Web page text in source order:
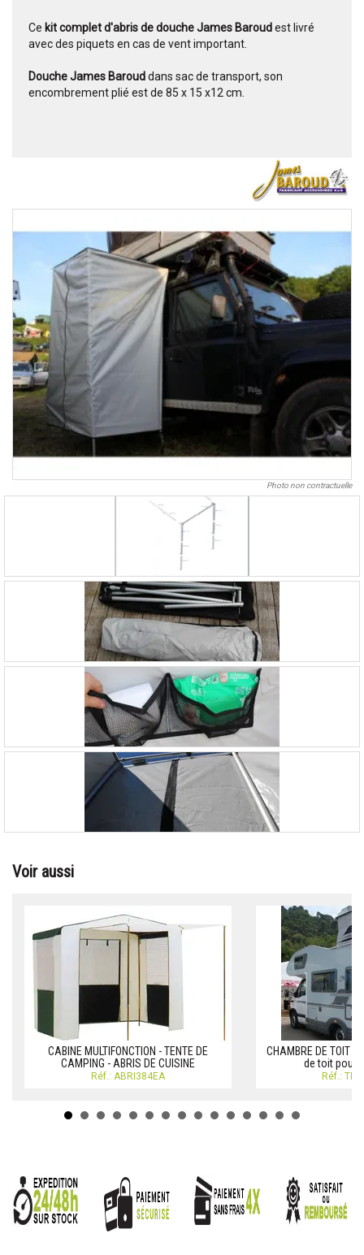
Ce kit complet d'abris de douche James Baroudest livré
avec des piquets en cas de vent important.
Douche James Barouddans sac de transport, son
encombrement plié est de 85 x 15 x12 cm.
Photo non contractuelle
Voir aussi
CABINE MULTIFONCTION - TENTE DE
CAMPING - ABRIS DE CUISINE
Réf.: ABRI384EA
CHAMBRE DE TOIT
de toit pour
Réf.: